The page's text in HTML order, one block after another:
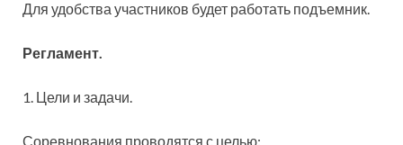
Для удобства участников будет работать подъемник.
Регламент.
1. Цели и задачи.
Соревнования проводятся с целью: